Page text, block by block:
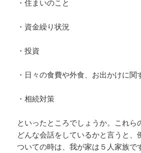
・住まいのこと
・資金繰り状況
・投資
・日々の食費や外食、お出かけに関
・相続対策
といったところでしょうか。これら
どんな会話をしているかと言うと、
ついての時は、我が家は５人家族で